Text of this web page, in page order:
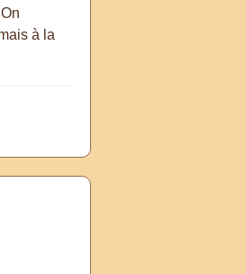
à la